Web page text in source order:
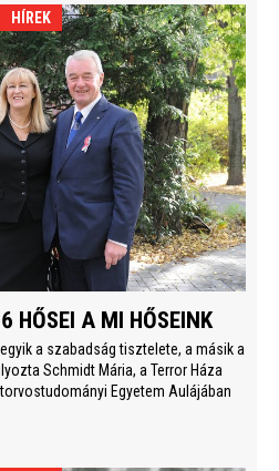
HÍREK
HŐSEI A MI HŐSEINK
a szabadság tisztelete, a másik a
Schmidt Mária, a Terror Háza
Egyetem Aulájában